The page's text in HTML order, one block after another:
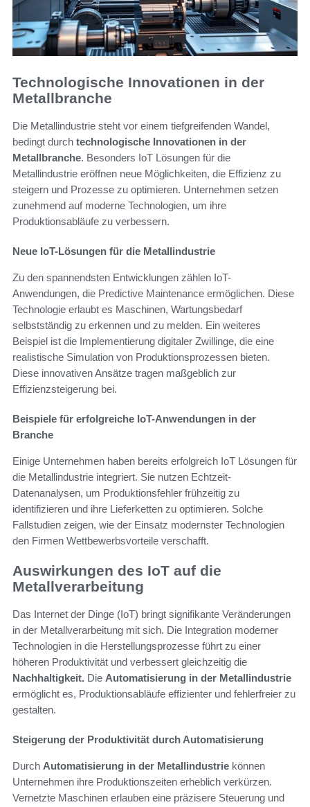
Technologische Innovationen in der
Metallbranche
Die Metallindustrie steht vor einem tiefgreifenden Wandel,
bedingt durch technologische Innovationen in der
Metallbranche. Besonders IoT Lösungen für die
Metallindustrie eröffnen neue Möglichkeiten, die Effizienz zu
steigern und Prozesse zu optimieren. Unternehmen setzen
zunehmend auf moderne Technologien, um ihre
Produktionsabläufe zu verbessern.
Neue IoT-Lösungen für die Metallindustrie
Zu den spannendsten Entwicklungen zählen IoT-
Anwendungen, die Predictive Maintenance ermöglichen. Diese
Technologie erlaubt es Maschinen, Wartungsbedarf
selbstständig zu erkennen und zu melden. Ein weiteres
Beispiel ist die Implementierung digitaler Zwillinge, die eine
realistische Simulation von Produktionsprozessen bieten.
Diese innovativen Ansätze tragen maßgeblich zur
Effizienzsteigerung bei.
Beispiele für erfolgreiche IoT-Anwendungen in der
Branche
Einige Unternehmen haben bereits erfolgreich IoT Lösungen für
die Metallindustrie integriert. Sie nutzen Echtzeit-
Datenanalysen, um Produktionsfehler frühzeitig zu
identifizieren und ihre Lieferketten zu optimieren. Solche
Fallstudien zeigen, wie der Einsatz modernster Technologien
den Firmen Wettbewerbsvorteile verschafft.
Auswirkungen des IoT auf die
Metallverarbeitung
Das Internet der Dinge (IoT) bringt signifikante Veränderungen
in der Metallverarbeitung mit sich. Die Integration moderner
Technologien in die Herstellungsprozesse führt zu einer
höheren Produktivität und verbessert gleichzeitig die
Nachhaltigkeit. Die Automatisierung in der Metallindustrie
ermöglicht es, Produktionsabläufe effizienter und fehlerfreier zu
gestalten.
Steigerung der Produktivität durch Automatisierung
Durch Automatisierung in der Metallindustrie können
Unternehmen ihre Produktionszeiten erheblich verkürzen.
Vernetzte Maschinen erlauben eine präzisere Steuerung und